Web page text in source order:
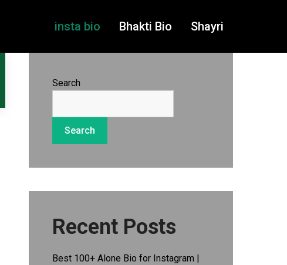
insta bio Bhakti Bio Shayri
Search
Search
Recent Posts
Best 100+ Alone Bio for Instagram |